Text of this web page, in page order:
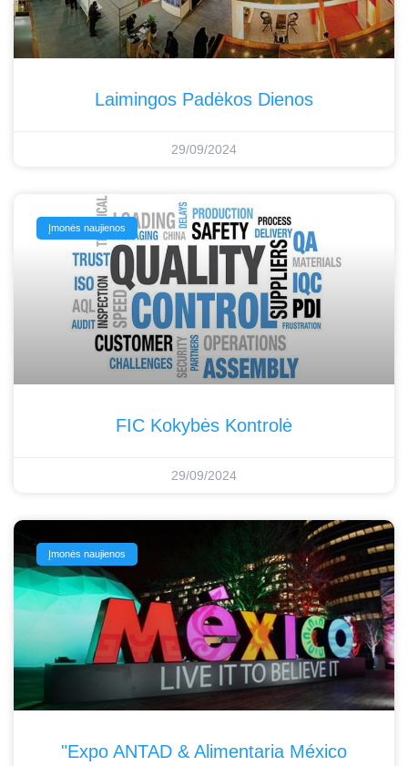
Laimingos Padėkos Dienos
29/09/2024
Įmonės naujienos
FIC Kokybės Kontrolė
29/09/2024
Įmonės naujienos
"Expo ANTAD & Alimentaria México